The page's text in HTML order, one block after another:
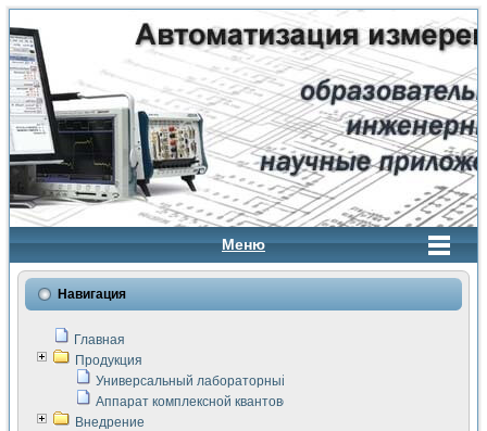
Меню
Навигация
Главная
Продукция
Универсальный лабораторный стенд "Сигнал-USB"
Аппарат комплексной квантовой терапии Интроскан
Внедрение